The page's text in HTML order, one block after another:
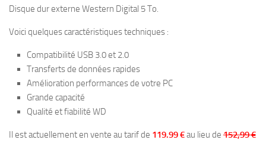
Disque dur externe Western Digital 5 To.
Voici quelques caractéristiques techniques :
Compatibilité USB 3.0 et 2.0
Transferts de données rapides
Amélioration performances de votre PC
Grande capacité
Qualité et fiabilité WD
Il est actuellement en vente au tarif de 119.99 €au lieu de 152,99 €